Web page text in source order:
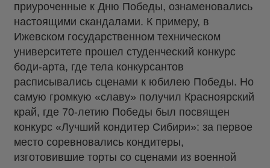
приуроченные к Дню Победы, ознаменовались
настоящими скандалами. К примеру, в
Ижевском государственном техническом
университете прошел студенческий конкурс
боди-арта, где тела конкурсантов
расписывались сценами к юбилею Победы. Но
самую громкую «славу» получил Красноярский
край, где 70-летию Победы был посвящен
конкурс «Лучший кондитер Сибири»: за первое
место соревновались кондитеры,
изготовившие торты со сценами из военной